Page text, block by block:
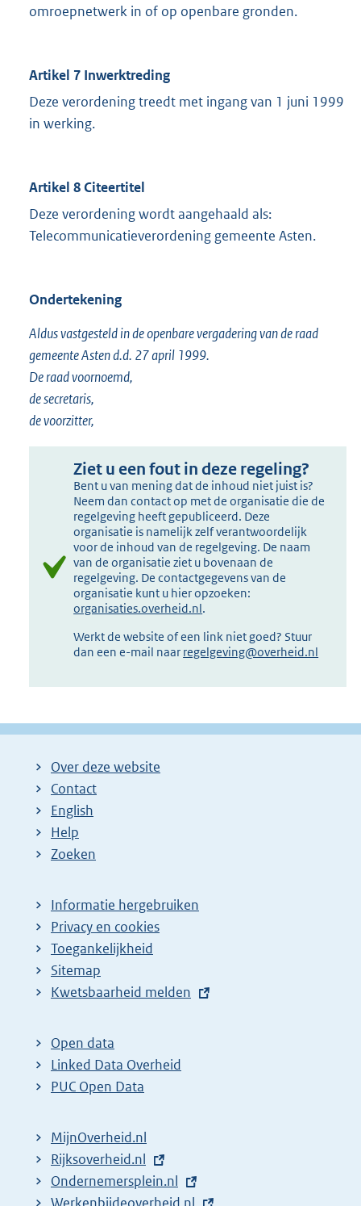
omroepnetwerk in of op openbare gronden.
Artikel 7 Inwerktreding
Deze verordening treedt met ingang van 1 juni 1999
in werking.
Artikel 8 Citeertitel
Deze verordening wordt aangehaald als:
Telecommunicatieverordening gemeente Asten.
Ondertekening
Aldus vastgesteld in de openbare vergadering van de raad
gemeente Asten d.d. 27 april 1999.
De raad voornoemd,
de secretaris,
de voorzitter,
Ziet u een fout in deze regeling?
Bent u van mening dat de inhoud niet juist is?
Neem dan contact op met de organisatie die de
regelgeving heeft gepubliceerd. Deze
organisatie is namelijk zelf verantwoordelijk
voor de inhoud van de regelgeving. De naam
van de organisatie ziet u bovenaan de
regelgeving. De contactgegevens van de
organisatie kunt u hier opzoeken:
organisaties.overheid.nl.
Werkt de website of een link niet goed? Stuur
dan een e-mail naar regelgeving@overheid.nl
Over deze website
Contact
English
Help
Zoeken
Informatie hergebruiken
Privacy en cookies
Toegankelijkheid
Sitemap
E
t
e
r
l
i
n
Kwetsbaarheid melden
Open data
Linked Data Overheid
PUC Open Data
MijnOverheid.nl
E
x
t
Rijksoverheid.nl
E
x
Ondernemersplein.nl
E
Werkenbijdeoverheid.nl